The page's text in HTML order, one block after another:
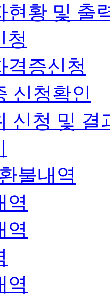
현황 및 출
청
격증신청
신청확인
신청 및 결
불내역
역
역
역